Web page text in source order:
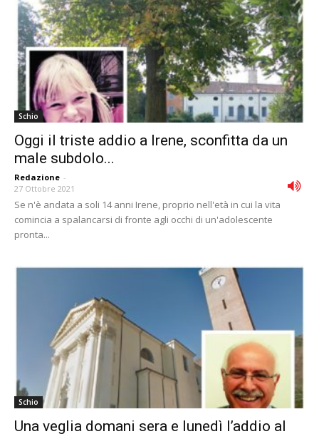
Schio
Oggi il triste addio a Irene, sconfitta da un
male subdolo...
Redazione -
27 Ottobre 2021
Se n'è andata a soli 14 anni Irene, proprio nell'età in cui la vita
comincia a spalancarsi di fronte agli occhi di un'adolescente
pronta...
Schio
Una veglia domani sera e lunedì l’addio al